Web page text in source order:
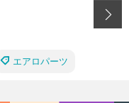
エアロパーツ